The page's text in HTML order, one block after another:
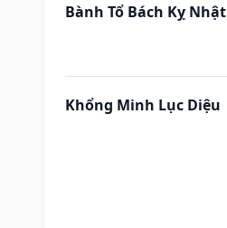
Bành Tổ Bách Kỵ Nhật
Khổng Minh Lục Diệu